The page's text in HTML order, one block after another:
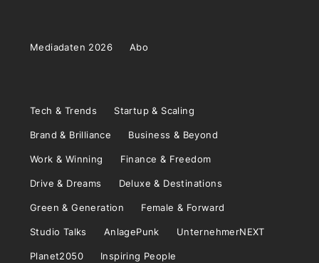
Mediadaten 2026 Abo
Tech & Trends Startup & Scaling
Brand & Brilliance Business & Beyond
Work & Winning Finance & Freedom
Drive & Dreams Deluxe & Destinations
Green & Generation Female & Forward
Studio Talks AnlagePunk UnternehmerNEXT
Planet2050 Inspiring People